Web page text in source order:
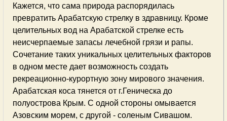
Кажется, что сама природа распорядилась
превратить Арабатскую стрелку в здравницу. Кроме
целительных вод на Арабатской стрелке есть
неисчерпаемые запасы лечебной грязи и рапы.
Сочетание таких уникальных целительных факторов
в одном месте дает возможность создать
рекреационно-курортную зону мирового значения.
Арабатская коса тянется от г.Геническа до
полуострова Крым. С одной стороны омывается
Азовским морем, с другой - соленым Сивашом.